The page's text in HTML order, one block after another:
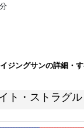
ジングサンの詳細・
ト・ストラグル